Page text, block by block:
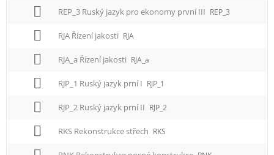
REP_3 Ruský jazyk pro ekonomy první III REP_3
RJA Řízení jakosti RJA
RJA_a Řízení jakosti RJA_a
RJP_1 Ruský jazyk prní I RJP_1
RJP_2 Ruský jazyk prní II RJP_2
RKS Rekonstrukce střech RKS